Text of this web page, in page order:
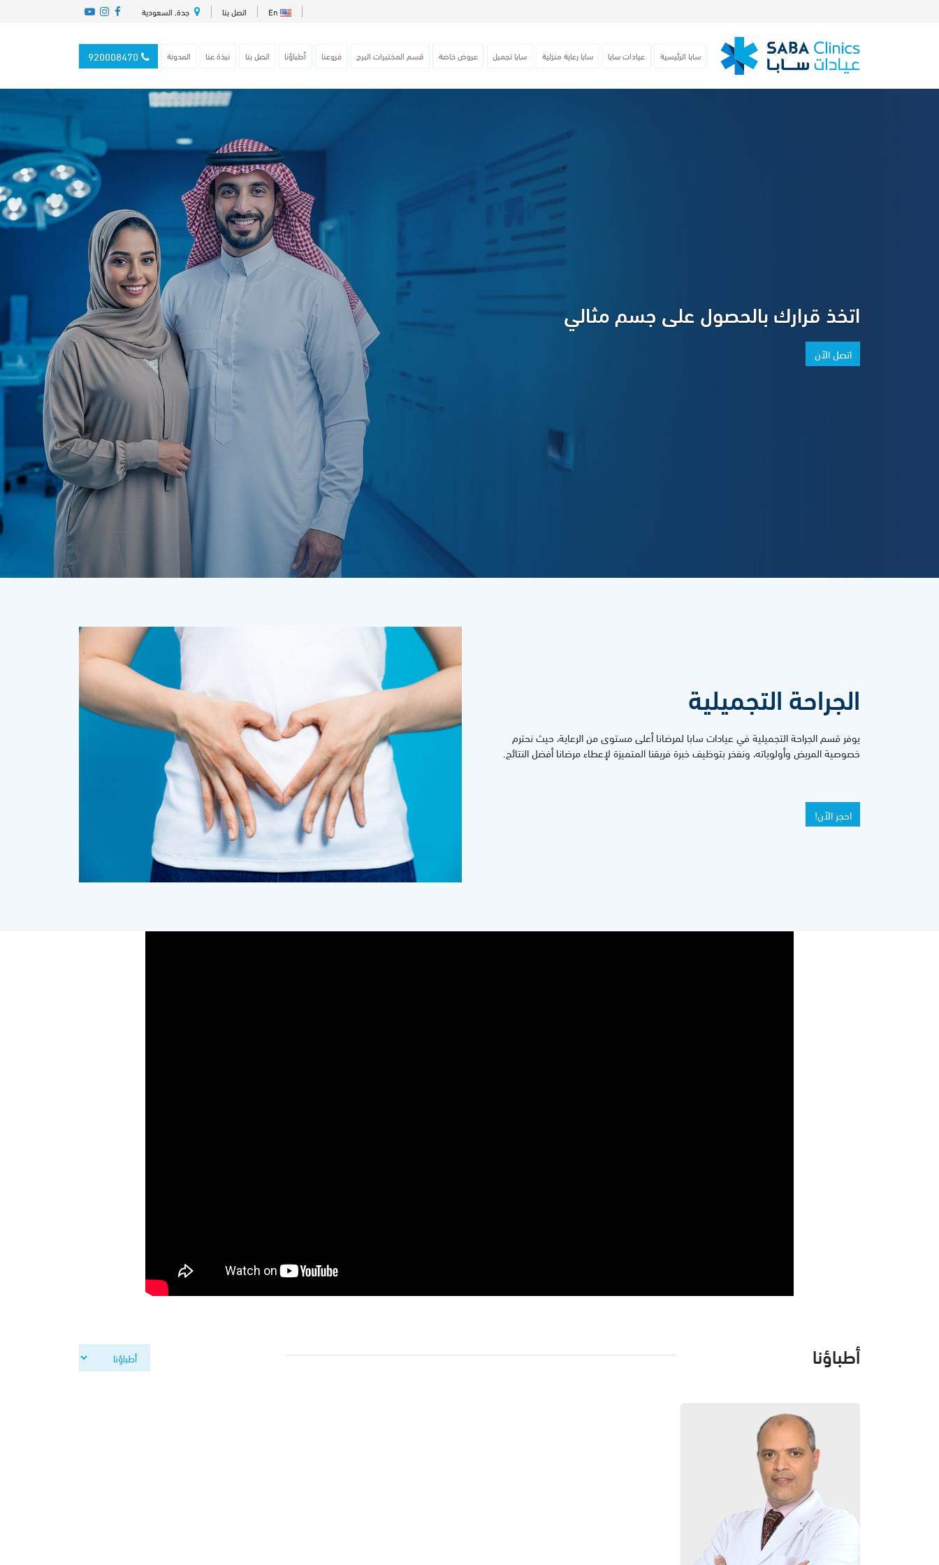
En اتصل بنا جدة, السعودية
سابا الرئيسية عيادات سابا سابا رعاية منزلية سابا تجميل عروض خاصة قسم المختبرات البرج فروعنا أطباؤنا اتصل بنا نبذة عنا المدونة
اتخذ قرارك بالحصول على جسم مثالي
اتصل الآن
الجراحة التجميلية
يوفر قسم الجراحة التجميلية في عيادات سابا لمرضانا أعلى مستوى من الرعاية، حيث نحترم
خصوصية المريض وأولوياته، ونفخر بتوظيف خبرة فريقنا المتميزة لإعطاء مرضانا أفضل النتائج.
احجز الآن!
أطباؤنا